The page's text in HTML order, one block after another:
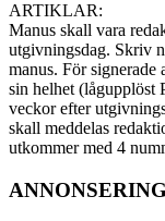
ARTIKLAR:
Manus skall vara
utgivningsdag. Skriv
manus. För
sin helhet (lågupplöst
veckor efter
skall meddelas
utkommer med 4